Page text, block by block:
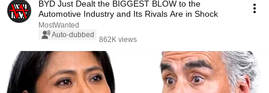
BYD Just Dealt the BIGGEST BLOW to the
Automotive Industry and Its Rivals Are in Shock
MostWanted
Auto-dubbed
862K views